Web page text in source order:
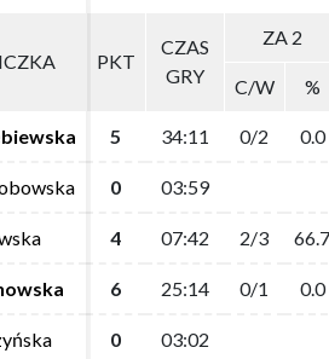
PKT
CZAS
GRY
ZA 2
C/W %
5 34:11 0/2 0.0
0 03:59
4 07:42 2/3 66.7
6 25:14 0/1 0.0
0 03:02
PKT
CZAS
GRY
ZA 2
C/W %
5 34:11 0/2 0.0
0 03:59
4 07:42 2/3 66.7
6 25:14 0/1 0.0
0 03:02